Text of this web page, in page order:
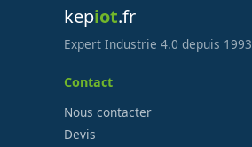
kepiot.fr
Expert Industrie 4.0 depuis 1993
Contact
Nous contacter
Devis